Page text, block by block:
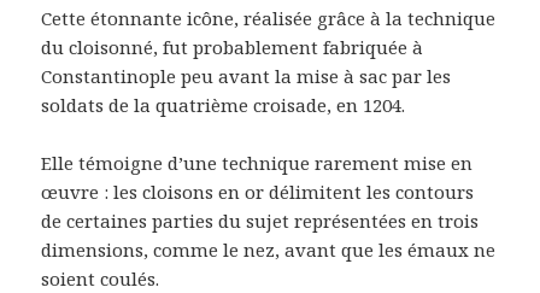
Cette étonnante icône, réalisée grâce à la technique
du cloisonné, fut probablement fabriquée à
Constantinople peu avant la mise à sac par les
soldats de la quatrième croisade, en 1204.
Elle témoigne d’une technique rarement mise en
œuvre : les cloisons en or délimitent les contours
de certaines parties du sujet représentées en trois
dimensions, comme le nez, avant que les émaux ne
soient coulés.